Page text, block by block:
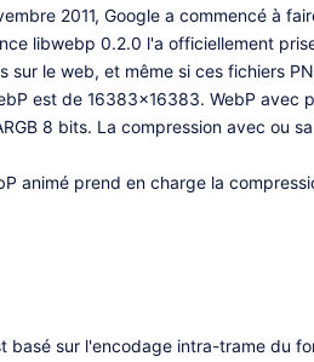
2011, Google a commencé à
libwebp 0.2.0 l'a officiellement
le web, et même si ces fichiers
est de 16383x16383. WebP
8 bits. La compression avec ou
animé prend en charge la
basé sur l'encodage intra-trame du